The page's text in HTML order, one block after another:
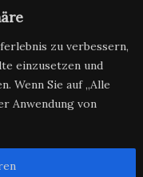
zu verbessern,
einzusetzen und
Wenn Sie auf „Alle
Anwendung von